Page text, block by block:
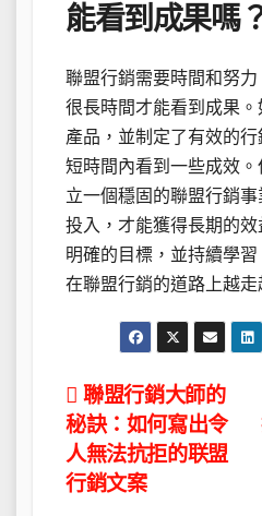
能看到成果嗎
聯盟行銷需要時間和努
很長時間才能看到成果
產品，並制定了有效的
短時間內看到一些成效
立一個穩固的聯盟行銷
投入，才能獲得長期的
明確的目標，並持續學
在聯盟行銷的道路上越走
文
章
導
聯盟行銷大師的
秘訣：如何寫出令
人無法抗拒的联盟
行銷文案